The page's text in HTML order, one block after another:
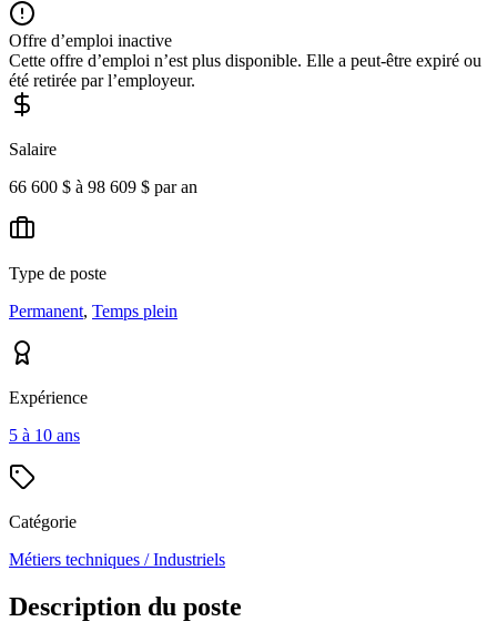
Offre d’emploi inactive
Cette offre d’emploi n’est plus disponible. Elle a peut-être expiré ou
été retirée par l’employeur.
Salaire
66 600 $ à 98 609 $ par an
Type de poste
Permanent, Temps plein
Expérience
5 à 10 ans
Catégorie
Métiers techniques / Industriels
Description du poste